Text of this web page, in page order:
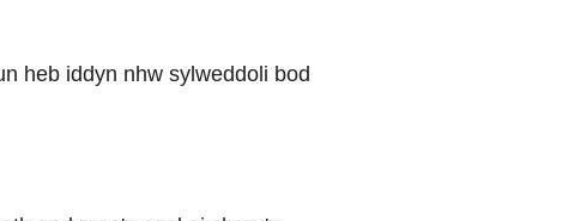
heb iddyn nhw sylweddoli bod